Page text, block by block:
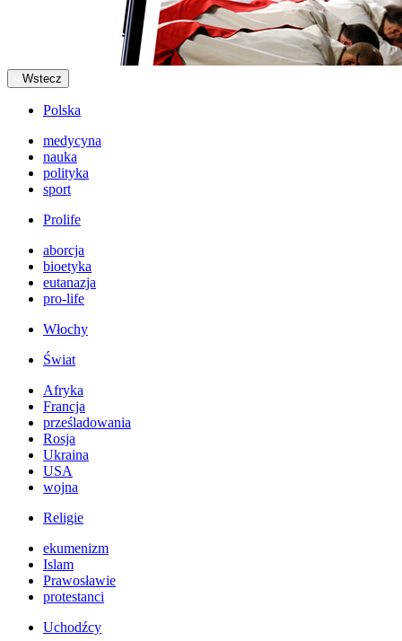
Wstecz
Polska
medycyna
nauka
polityka
sport
Prolife
aborcja
bioetyka
eutanazja
pro-life
Włochy
Świat
Afryka
Francja
prześladowania
Rosja
Ukraina
USA
wojna
Religie
ekumenizm
Islam
Prawosławie
protestanci
Uchodźcy